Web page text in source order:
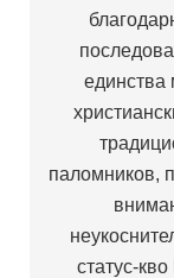
единства
паломников,
статус-